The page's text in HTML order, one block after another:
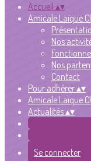
Accueil ▴▾
Amicale Laïque
Nos
Nos
Contact
Pour adhérer▴▾
Amicale Laïque
Actualités▴▾
Se connecter